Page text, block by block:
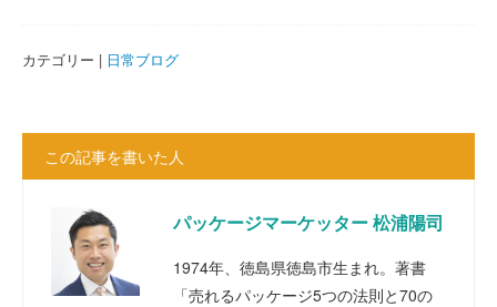
カテゴリー | 日常ブログ
この記事を書いた人
パッケージマーケッター 松浦陽司
1974年、徳島県徳島市生まれ。著書
「売れるパッケージ5つの法則と70の